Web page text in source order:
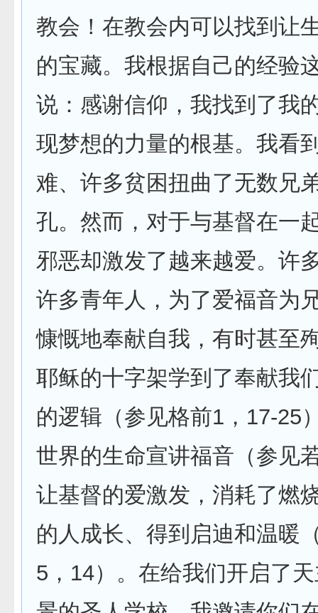
教会！在教会内可以找到让
的宝藏。我根据自己的经验
说：感谢信仰，我找到了我
现梦想的力量的根基。我看
难、许多贫困扭曲了无数兄
孔。然而，对于与基督在一
邪恶却激发了越来越爱。许
许多青年人，为了爱福音为
慷慨地奉献自我，有时甚至
耶稣的十字架学到了奉献我
的逻辑（参见格前1，17-25
世界的生命宣讲福音（参见
让基督的爱激发，消耗了燃
的人成长、得到启迪和温暖
5，14）。在给我们开启了